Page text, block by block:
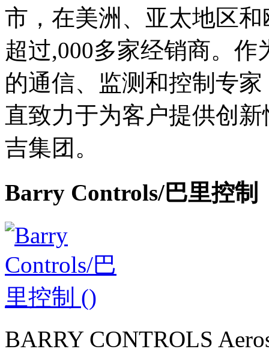
市，在美洲、亚太地区
超过,000多家经销商。
的通信、监测和控制专
直致力于为客户提供创
吉集团。
Barry Controls/巴里控制
BARRY CONTROLS